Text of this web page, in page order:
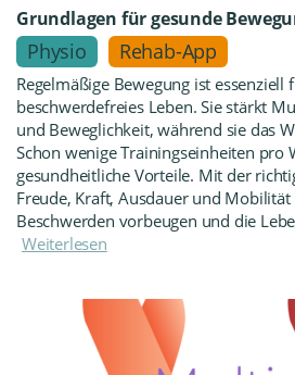
Grundlagen für gesunde
Physio Rehab-App
Regelmäßige Bewegung ist essenziell
beschwerdefreies Leben. Sie stärkt
und Beweglichkeit, während sie das
Schon wenige Trainingseinheiten pro
gesundheitliche Vorteile. Mit der
Freude, Kraft, Ausdauer und Mobilität
Beschwerden vorbeugen und die
Weiterlesen